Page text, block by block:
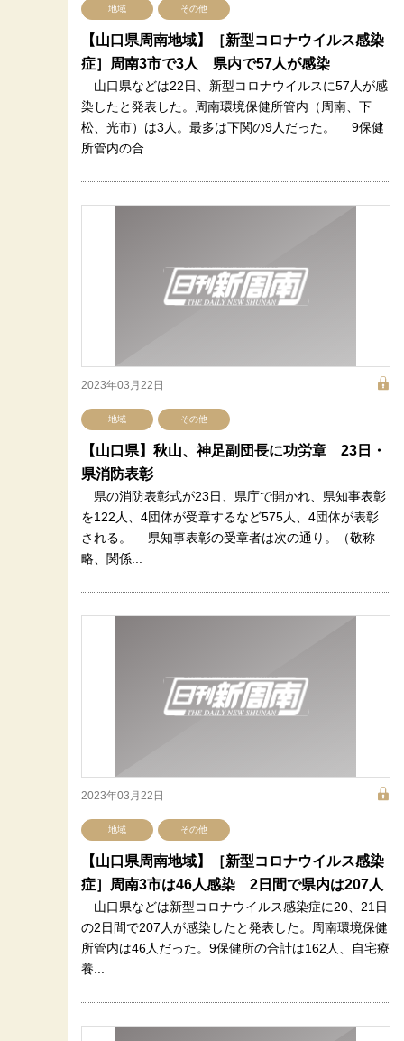
地域 その他
【山口県周南地域】［新型コロナウイルス感染
症］周南3市で3人 県内で57人が感染
山口県などは22日、新型コロナウイルスに57人が感
染したと発表した。周南環境保健所管内（周南、下
松、光市）は3人。最多は下関の9人だった。 9保健
所管内の合...
2023年03月22日
地域 その他
【山口県】秋山、神足副団長に功労章 23日・
県消防表彰
県の消防表彰式が23日、県庁で開かれ、県知事表彰
を122人、4団体が受章するなど575人、4団体が表彰
される。 県知事表彰の受章者は次の通り。（敬称
略、関係...
2023年03月22日
地域 その他
【山口県周南地域】［新型コロナウイルス感染
症］周南3市は46人感染 2日間で県内は207人
山口県などは新型コロナウイルス感染症に20、21日
の2日間で207人が感染したと発表した。周南環境保健
所管内は46人だった。9保健所の合計は162人、自宅療
養...